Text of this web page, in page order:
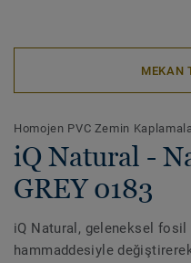
MEKAN
Homojen PVC Zemin
iQ Natural -
GREY 0183
iQ Natural, geleneksel fosil
hammaddesiyle